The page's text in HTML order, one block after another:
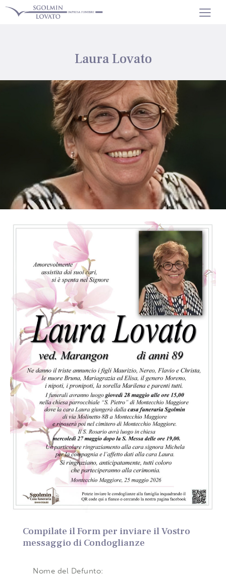
Laura Lovato
Compilate il Form per inviare il Vostro
messaggio di Condoglianze